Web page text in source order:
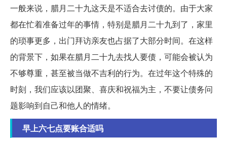
一般来说，腊月二十九这天是不适合去讨债的。由于大家
都在忙着准备过年的事情，特别是腊月二十九到了，家里
的琐事更多，出门拜访亲友也占据了大部分时间。在这样
的背景下，如果在腊月二十九去找人要债，可能会被认为
不够尊重，甚至被当做不吉利的行为。在过年这个特殊的
时刻，我们应该以团聚、喜庆和祝福为主，不要让债务问
题影响到自己和他人的情绪。
早上六七点要账合适吗